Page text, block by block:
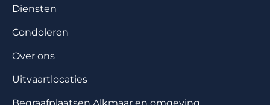
Diensten
Condoleren
Over ons
Uitvaartlocaties